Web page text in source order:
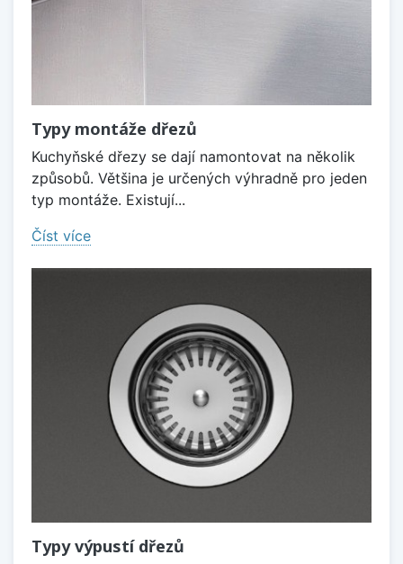
Typy montáže dřezů
Kuchyňské dřezy se dají namontovat na několik
způsobů. Většina je určených výhradně pro jeden
typ montáže. Existují...
Číst více
Typy výpustí dřezů